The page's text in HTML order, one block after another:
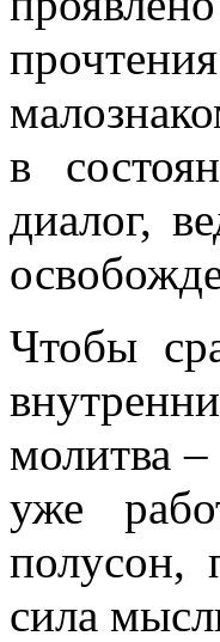
в
диалог,
Чтобы
молитва
уже
полусон,
сила